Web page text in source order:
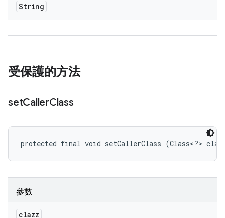
String
受保護的方法
setCallerClass
protected final void setCallerClass (Class<?>
參數
clazz